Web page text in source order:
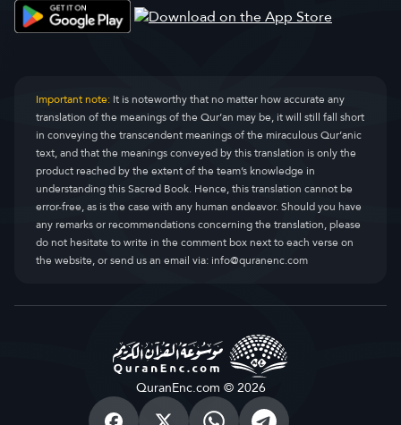
Important note:It is noteworthy that no matter how accurate any
translation of the meanings of the Qur’an may be, it will still fall short
in conveying the transcendent meanings of the miraculous Qur’anic
text, and that the meanings conveyed by this translation is only the
product reached by the extent of the team’s knowledge in
understanding this Sacred Book. Hence, this translation cannot be
error-free, as is the case with any human endeavor. Should you have
any remarks or recommendations concerning the translation, please
do not hesitate to write in the comment box next to each verse on
the website, or send us an email via:info@quranenc.com
QuranEnc.com © 2026